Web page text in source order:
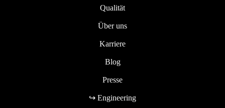
Qualität
Über uns
Karriere
Blog
Presse
↪ Engineering